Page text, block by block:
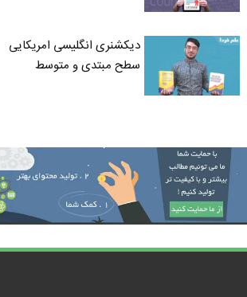
دیکشنری انگلیسی امریکایی
سطح مبتدی و متوسط